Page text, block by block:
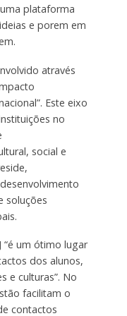
plataforma
e porem em
através
Este eixo
no
social e
soluções
“é um ótimo lugar
dos alunos,
e culturas”. No
facilitam o
contactos